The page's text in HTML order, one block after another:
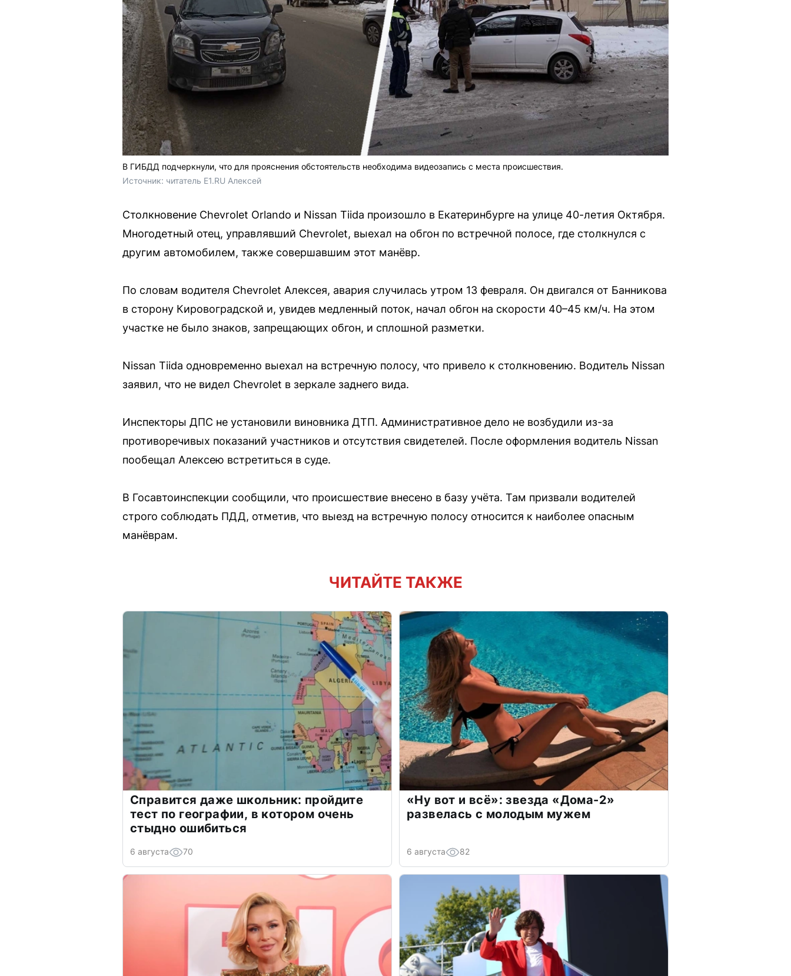
В ГИБДД подчеркнули, что для прояснения обстоятельств необходима видеозапись с места происшествия.
Источник: читатель E1.RU Алексей
Столкновение Chevrolet Orlando и Nissan Tiida произошло в Екатеринбурге на улице 40-летия Октября.
Многодетный отец, управлявший Chevrolet, выехал на обгон по встречной полосе, где столкнулся с
другим автомобилем, также совершавшим этот манёвр.
По словам водителя Chevrolet Алексея, авария случилась утром 13 февраля. Он двигался от Банникова
в сторону Кировоградской и, увидев медленный поток, начал обгон на скорости 40–45 км/ч. На этом
участке не было знаков, запрещающих обгон, и сплошной разметки.
Nissan Tiida одновременно выехал на встречную полосу, что привело к столкновению. Водитель Nissan
заявил, что не видел Chevrolet в зеркале заднего вида.
Инспекторы ДПС не установили виновника ДТП. Административное дело не возбудили из-за
противоречивых показаний участников и отсутствия свидетелей. После оформления водитель Nissan
пообещал Алексею встретиться в суде.
В Госавтоинспекции сообщили, что происшествие внесено в базу учёта. Там призвали водителей
строго соблюдать ПДД, отметив, что выезд на встречную полосу относится к наиболее опасным
манёврам.
ЧИТАЙТЕ ТАКЖЕ
Справится даже школьник: пройдите
тест по географии, в котором очень
стыдно ошибиться
6 августа 70
«Ну вот и всё»: звезда «Дома-2»
развелась с молодым мужем
6 августа 82